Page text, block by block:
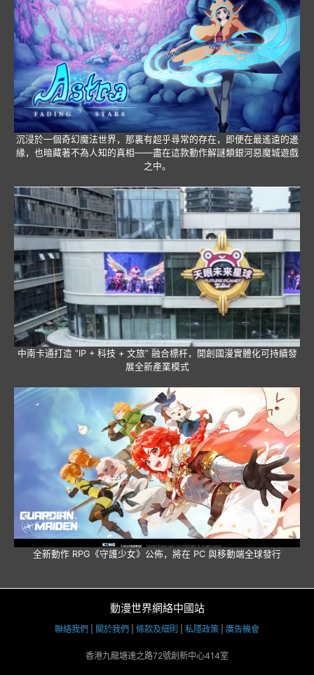
沉浸於一個奇幻魔法世界，那裏有超乎尋常的存在，即便在最遙遠的邊
緣，也暗藏著不為人知的真相——盡在這款動作解謎類銀河惡魔城遊戲
之中。
中南卡通打造 “IP + 科技 + 文旅” 融合標杆，開創國漫實體化可持續發
展全新產業模式
全新動作 RPG《守護少女》公佈，將在 PC 與移動端全球發行
動漫世界網絡中國站
聯絡我們 關於我們 條款及細則 私隱政策 廣告機會
香港九龍塘達之路72號創新中心414室